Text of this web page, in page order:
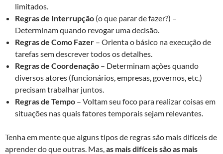
limitados.
Regras de Interrupção (o que parar de fazer?) –
Determinam quando revogar uma decisão.
Regras de Como Fazer – Orienta o básico na execução de
tarefas sem descrever todos os detalhes.
Regras de Coordenação – Determinam ações quando
diversos atores (funcionários, empresas, governos, etc.)
precisam trabalhar juntos.
Regras de Tempo – Voltam seu foco para realizar coisas em
situações nas quais fatores temporais sejam relevantes.
Tenha em mente que alguns tipos de regras são mais difíceis de
aprender do que outras. Mas,as mais difíceis são as mais